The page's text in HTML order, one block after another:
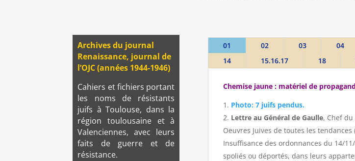
Archives du journal
Renaissance, journal de
l’OJC (années 1944-1946)
Cahiers et fichiers portant
les noms de résistants
juifs à Toulouse, dans la
région toulousaine et à
Valenciennes, avec leurs
faits de guerre et de
résistance.
01 02 03 04
14
15.16.17 18
Chemise jaune : matériel de
Photo: 7 juifs pendus.
Lettre au Général de Gaulle, Chef
Oeuvres Juives de toutes les tendances
Insuffisance des ordonnances du 14/
spoliés ou déportés, dans leurs